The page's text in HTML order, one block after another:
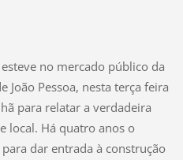
no mercado público da
João Pessoa, nesta terça feira
para relatar a verdadeira
local. Há quatro anos o
dar entrada à construção